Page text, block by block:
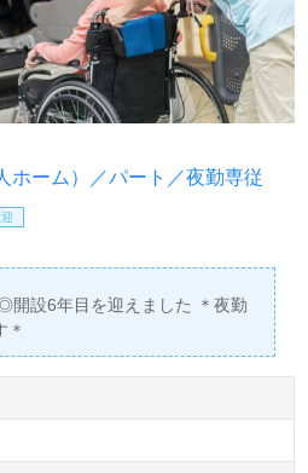
ホーム）／パート／夜勤専従
設6年目を迎えました ＊夜勤
＊